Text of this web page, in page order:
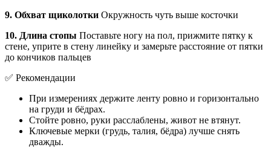
9. Обхват щиколотки Окружность чуть выше косточки
10. Длина стопы Поставьте ногу на пол, прижмите пятку к
стене, уприте в стену линейку и замерьте расстояние от пятки
до кончиков пальцев
✅ Рекомендации
При измерениях держите ленту ровно и горизонтально
на груди и бёдрах.
Стойте ровно, руки расслаблены, живот не втянут.
Ключевые мерки (грудь, талия, бёдра) лучше снять
дважды.